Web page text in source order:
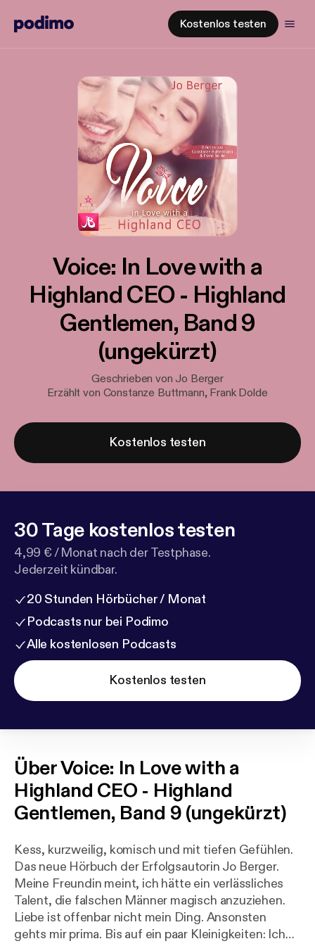
Kostenlos testen
Voice: In Love with a
Highland CEO - Highland
Gentlemen, Band 9
(ungekürzt)
Geschrieben von Jo Berger
Erzählt von Constanze Buttmann, Frank Dolde
Kostenlos testen
30 Tage kostenlos testen
4,99 € / Monat nach der Testphase.
Jederzeit kündbar.
20 Stunden Hörbücher / Monat
Podcasts nur bei Podimo
Alle kostenlosen Podcasts
Kostenlos testen
ÜberVoice: In Love with a
Highland CEO - Highland
Gentlemen, Band 9 (ungekürzt)
Kess, kurzweilig, komisch und mit tiefen Gefühlen.
Das neue Hörbuch der Erfolgsautorin Jo Berger.
Meine Freundin meint, ich hätte ein verlässliches
Talent, die falschen Männer magisch anzuziehen.
Liebe ist offenbar nicht mein Ding. Ansonsten
gehts mir prima. Bis auf ein paar Kleinigkeiten: Ich